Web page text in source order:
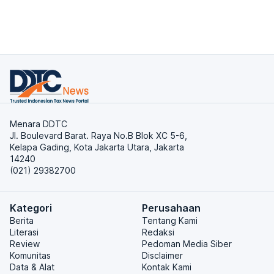
Menara DDTC
Jl. Boulevard Barat. Raya No.B Blok XC 5-6,
Kelapa Gading, Kota Jakarta Utara, Jakarta
14240
(021) 29382700
Kategori
Berita
Literasi
Review
Komunitas
Data & Alat
Perusahaan
Tentang Kami
Redaksi
Pedoman Media Siber
Disclaimer
Kontak Kami